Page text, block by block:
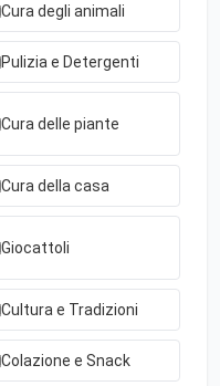
Cura degli animali
Pulizia e Detergenti
Cura delle piante
Cura della casa
Giocattoli
Cultura e Tradizioni
Colazione e Snack